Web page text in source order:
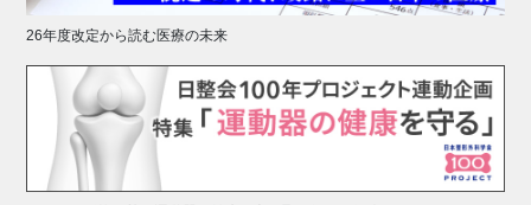
26年度改定から読む医療の未来